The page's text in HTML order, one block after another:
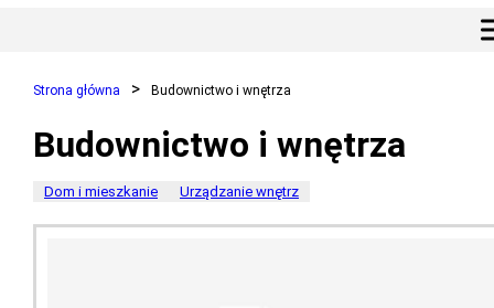
Strona główna Budownictwo i wnętrza
Budownictwo i wnętrza
Dom i mieszkanie Urządzanie wnętrz